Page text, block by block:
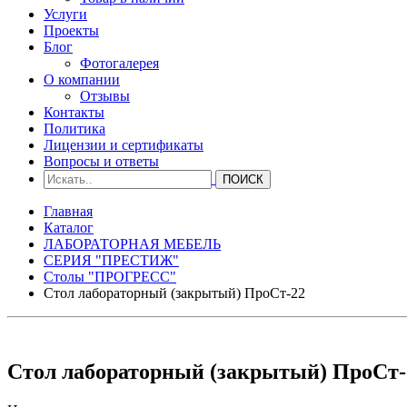
Услуги
Проекты
Блог
Фотогалерея
О компании
Отзывы
Контакты
Политика
Лицензии и сертификаты
Вопросы и ответы
Главная
Каталог
ЛАБОРАТОРНАЯ МЕБЕЛЬ
СЕРИЯ "ПРЕСТИЖ"
Столы "ПРОГРЕСС"
Стол лабораторный (закрытый) ПроСт-22
Стол лабораторный (закрытый)